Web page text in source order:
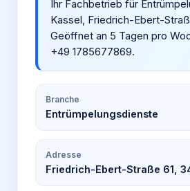
Ihr Fachbetrieb für
Kassel, Friedrich-Ebert-
Geöffnet an 5 Tagen pro
+49 1785677869.
Branche
Entrümpelungsdienste
Adresse
Friedrich-Ebert-Straße 61,